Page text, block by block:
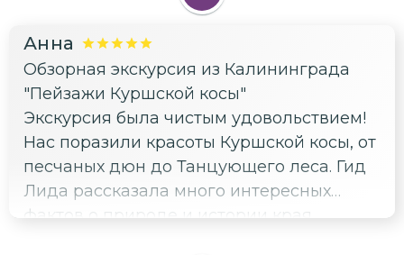
Анна
Обзорная экскурсия из Калининграда
"Пейзажи Куршской косы"
Экскурсия была чистым удовольствием!
Нас поразили красоты Куршской косы, от
песчаных дюн до Танцующего леса. Гид
Лида рассказала много интересных
фактов о природе и истории края.